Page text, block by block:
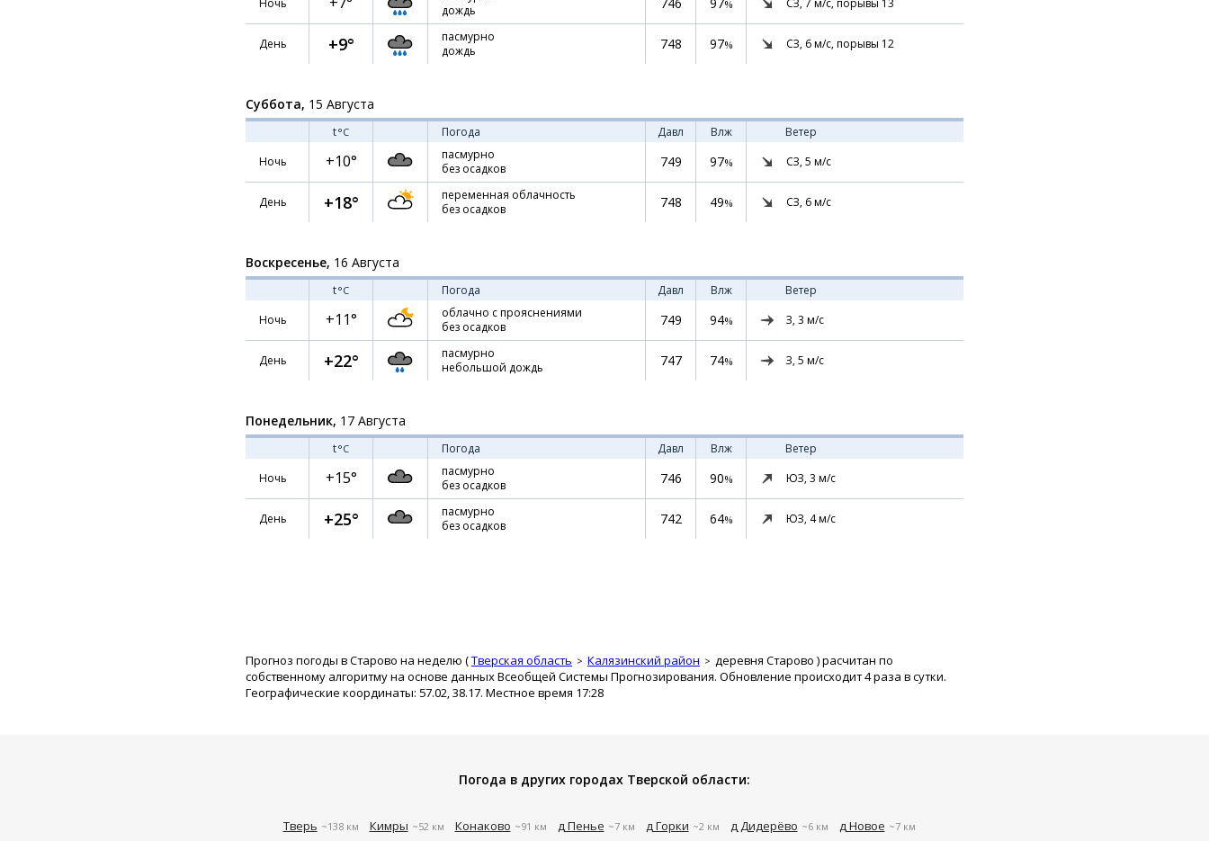
Ночь
дождь
%
День +9°
пасмурно
дождь
748 97% СЗ, 6м/с, порывы 12
Суббота, 15 Августа
t°C Погода Давл Влж
Ветер
Ночь
+10°
пасмурно
без осадков
749 97% СЗ, 5 м/с
День +18°
переменная облачность
без осадков
748 49% СЗ, 6м/с
Воскресенье, 16 Августа
t°C Погода Давл Влж
Ветер
Ночь
+11°
облачно с прояснениями
без осадков
749 94% З, 3 м/с
День +22°
пасмурно
небольшой дождь
747 74% З, 5 м/с
Понедельник, 17 Августа
t°C Погода Давл Влж
Ветер
Ночь
+15°
пасмурно
без осадков
746 90% ЮЗ, 3 м/с
День +25°
пасмурно
без осадков
742 64% ЮЗ, 4м/с
Прогноз погоды в Старово на неделю (Тверская область Калязинский район деревня Старово ) расчитан по
собственному алгоритму на основе данных Всеобщей Системы Прогнозирования. Обновление происходит 4 раза в сутки.
Географические координаты: 57.02, 38.17. Местное время 17:28
Погода в других городах Тверской области:
Тверь ~138 км Кимры ~52 км Конаково ~91 км д Пенье ~7 км д Горки ~2 км д Дидерёво ~6 км д Новое ~7 км